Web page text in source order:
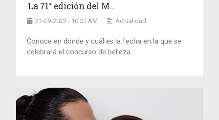
La 71° edición del M...
21-09-2022 - 10:27 AM Actualidad
Conoce en dónde y cuál es la fecha en la que se
celebrará el concurso de belleza...